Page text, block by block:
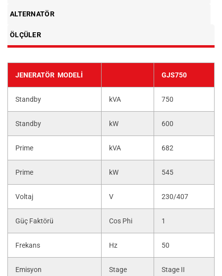
ALTERNATÖR
ÖLÇÜLER
JENERATÖR MODELI GJS750
Standby kVA 750
Standby kW 600
Prime kVA 682
Prime kW 545
Voltaj V 230/407
Güç Faktörü Cos Phi 1
Frekans Hz 50
Emisyon Stage Stage II